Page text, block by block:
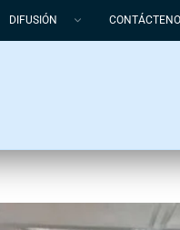
DIFUSIÓN